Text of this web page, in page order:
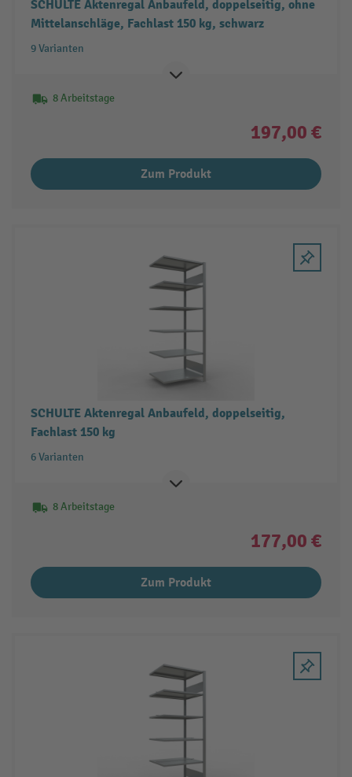
SCHULTE Aktenregal Anbaufeld, doppelseitig, ohne
Mittelanschläge, Fachlast 150 kg, schwarz
9 Varianten
8 Arbeitstage
197,00 €
Zum Produkt
SCHULTE Aktenregal Anbaufeld, doppelseitig,
Fachlast 150 kg
6 Varianten
8 Arbeitstage
177,00 €
Zum Produkt